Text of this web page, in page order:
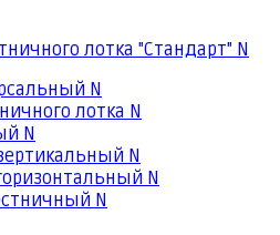
лотка "Стандарт" N
N
лотка N
N
N
N
N